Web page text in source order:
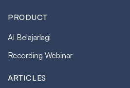
PRODUCT
AI Belajarlagi
Recording Webinar
ARTICLES